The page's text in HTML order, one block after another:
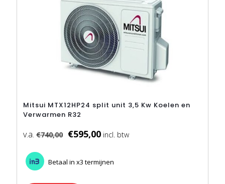
Mitsui MTX12HP24 split unit 3,5 Kw Koelen en
Verwarmen R32
€740,00 €595,00
Betaal in x3 termijnen